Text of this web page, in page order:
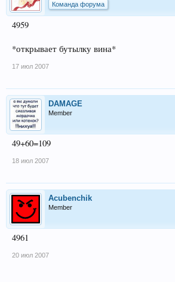
Команда форума
4959
*открывает бутылку вина*
17 июл 2007
DAMAGE
Member
49+60=109
18 июл 2007
Acubenchik
Member
4961
20 июл 2007